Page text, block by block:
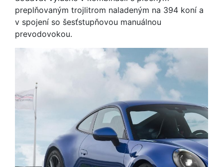
preplňovaným trojlitrom naladeným na 394 koní a
v spojení so šesťstupňovou manuálnou
prevodovokou.